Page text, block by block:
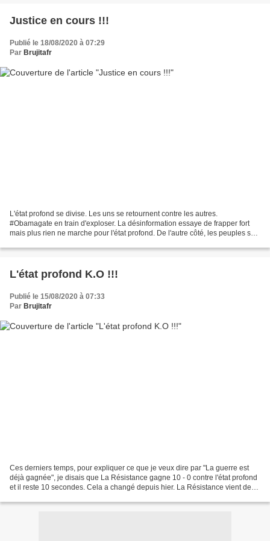
Justice en cours !!!
Publié le 18/08/2020 à 07:29
Par Brujitafr
L'état profond se divise. Les uns se retournent contre les autres.
#Obamagate en train d'exploser. La désinformation essaye de frapper fort
mais plus rien ne marche pour l'état profond. De l'autre côté, les peuples se
L'état profond K.O !!!
Publié le 15/08/2020 à 07:33
Par Brujitafr
Ces derniers temps, pour expliquer ce que je veux dire par "La guerre est
déjà gagnée", je disais que La Résistance gagne 10 - 0 contre l'état profond
et il reste 10 secondes. Cela a changé depuis hier. La Résistance vient de